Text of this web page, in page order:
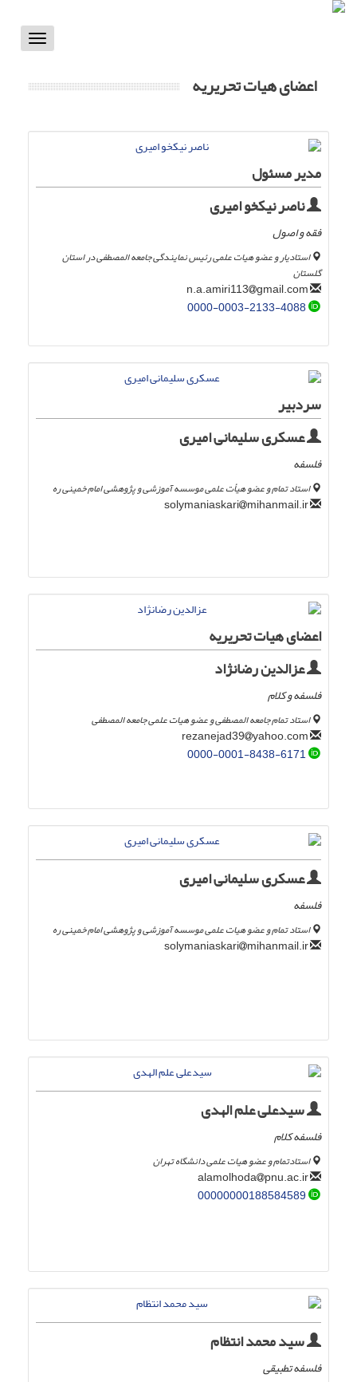
Toggle
اعضای هیات تحریریه
مدیر مسئول
ناصر نیکخو امیری
فقه و اصول
استادیار و عضو هیات علمی رئیس نمایندگی جامعه المصطفی در استان
گلستان
gmail.com
0000-0003-2133-4088
سردبیر
عسکری سلیمانی امیری
فلسفه
استاد تمام و عضو هیأت علمی موسسه آموزشی و پژوهشی امام خمینی ره
mihanmail.ir
اعضای هیات تحریریه
عزالدین رضانژاد
فلسفه و کلام
استاد تمام جامعه المصطفی و عضو هیات علمی جامعه المصطفی
yahoo.com
0000-0001-8438-6171
عسکری سلیمانی امیری
فلسفه
استاد تمام و عضو هیات علمی موسسه آموزشی و پژوهشی امام خمینی ره
mihanmail.ir
سیدعلی علم الهدی
فلسفه کلام
استادتمام و عضو هیات علمی دانشگاه تهران
pnu.ac.ir
00000000188584589
سید محمد انتظام
فلسفه تطبیقی